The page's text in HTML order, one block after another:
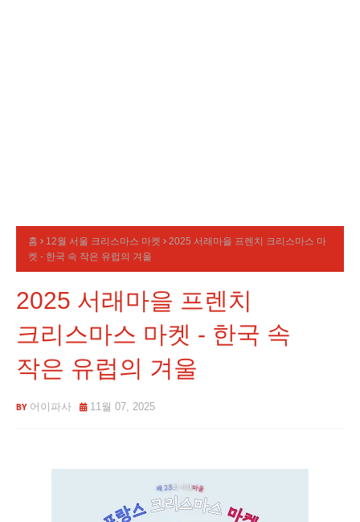
홈 12월 서울 크리스마스 마켓
2025 서래마을 프렌치 크리스마스 마
켓 - 한국 속 작은 유럽의 겨울
2025 서래마을 프렌치
크리스마스 마켓 - 한국 속
작은 유럽의 겨울
어이파사 11월 07, 2025